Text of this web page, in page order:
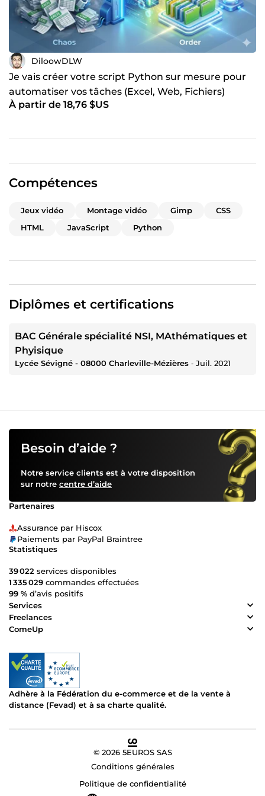
Outils maîtrisés :
Python | Java | Git | HTML/CSS | JavaScript | GIMP | Active
Directory
Services populaires :
"Créer un script Python personnalisé pour
automatiser vos tâches" (5€)
"Développer un mini-jeu 2D basique avec Java ou
python" (15€)
chaque solution selon vos besoins exacts.~
DiloowDLW
Je vais créer votre script Python sur mesure pour
automatiser vos tâches (Excel, Web, Fichiers)
À partir de 18,76 $US
Compétences
Jeux vidéo Montage vidéo Gimp
CSS
HTML
JavaScript Python
Diplômes et certifications
BAC Générale spécialité NSI, MAthématiques et
Phyisique
Lycée Sévigné - 08000 Charleville-Mézières ‐ Juil. 2021
Besoin d’aide ?
Notre service clients est à votre disposition
sur notre centre d’aide
Partenaires
Assurance par Hiscox
Paiements par PayPal Braintree
Statistiques
39 022 services disponibles
1 335 029 commandes effectuées
99 % d’avis positifs
Services
Freelances
ComeUp
Adhère à la Fédération du e-commerce et de la vente à
distance (Fevad) et à sa charte qualité.
© 2026 5EUROS SAS
Conditions générales
Politique de confidentialité